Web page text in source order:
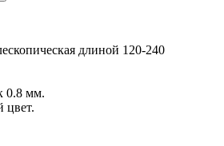
длиной 120-240
0.8 мм.
цвет.